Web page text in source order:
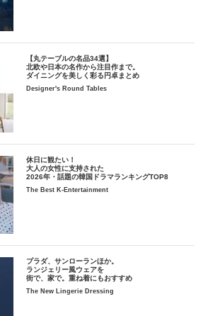
【丸テーブルの名品34選】
北欧や日本の名作から注目作まで。
ダイニングを美しく彩る円卓まとめ
Designer's Round Tables
休日に観たい！
大人の女性に支持された
2026年・話題の韓国ドラマランキングTOP8
The Best K-Entertainment
プラダ、サンローランほか。
ランジェリー風ウェアを
街で、家で。重ね着にもおすすめ
The New Lingerie Dressing